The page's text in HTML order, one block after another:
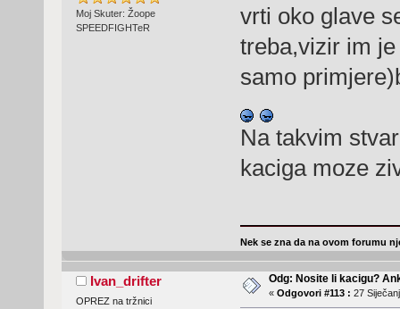
Moj Skuter: Žoope
SPEEDFIGHTeR
vrti oko glave
treba,vizir im
samo
Na takvim
kaciga moze
Nek se zna da na ovom forumu
Ivan_drifter
OPREZ na tržnici
Odg: Nosite li kacigu?
« Odgovori #113 : 27